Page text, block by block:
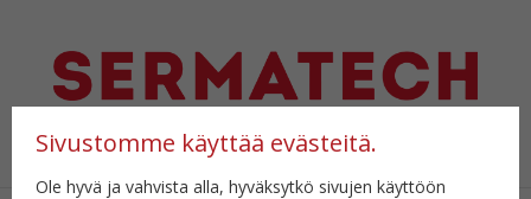
Select Page
Sivustomme käyttää evästeitä.
Ole hyvä ja vahvista alla, hyväksytkö sivujen käyttöön